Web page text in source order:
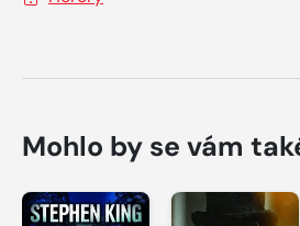
Mohlo by se vám